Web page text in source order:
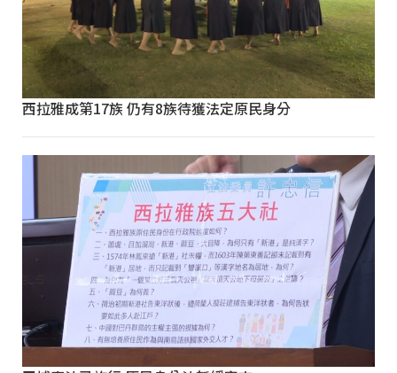
西拉雅成第17族 仍有8族待獲法定原民身分